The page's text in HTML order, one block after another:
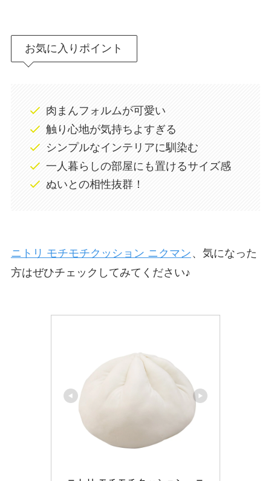
お気に入りポイント
肉まんフォルムが可愛い
触り心地が気持ちよすぎる
シンプルなインテリアに馴染む
一人暮らしの部屋にも置けるサイズ感
ぬいとの相性抜群！
ニトリ モチモチクッション ニクマン 、気になった
方はぜひチェックしてみてください♪